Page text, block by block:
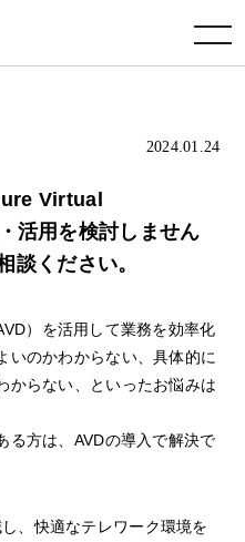
toggle navigation
2024.01.24
Virtual
活用を検討しません
談ください。
）を活用して業務を効率化
いのかわからない、具体的に
からない、といったお悩みは
る方は、AVDの導入で解決で
、快適なテレワーク環境を